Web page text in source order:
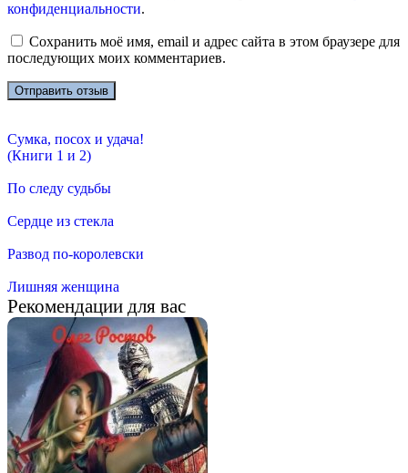
конфиденциальности.
Сохранить моё имя, email и адрес сайта в этом браузере для
последующих моих комментариев.
Сумка, посох и удача!
(Книги 1 и 2)
По следу судьбы
Сердце из стекла
Развод по-королевски
Лишняя женщина
Рекомендации для вас